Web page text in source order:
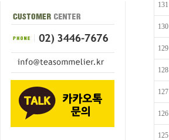
131
130
129
128
127
126
125